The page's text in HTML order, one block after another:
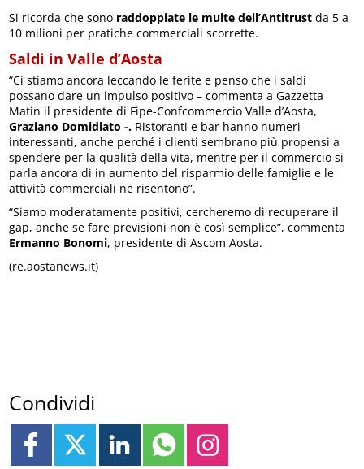
Si ricorda che sono raddoppiate le multe dell’Antitrust da 5 a
10 milioni per pratiche commerciali scorrette.
Saldi in Valle d’Aosta
“Ci stiamo ancora leccando le ferite e penso che i saldi
possano dare un impulso positivo – commenta a Gazzetta
Matin il presidente di Fipe-Confcommercio Valle d’Aosta,
Graziano Domidiato -. Ristoranti e bar hanno numeri
interessanti, anche perché i clienti sembrano più propensi a
spendere per la qualità della vita, mentre per il commercio si
parla ancora di in aumento del risparmio delle famiglie e le
attività commerciali ne risentono”.
“Siamo moderatamente positivi, cercheremo di recuperare il
gap, anche se fare previsioni non è così semplice”, commenta
Ermanno Bonomi, presidente di Ascom Aosta.
(re.aostanews.it)
Condividi